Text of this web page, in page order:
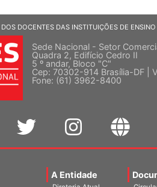
DOCENTES DAS INSTITUIÇÕES DE ENSINO
Sede Nacional - Setor
Quadra 2, Edifício Cedro II
5 º andar, Bloco "C"
Cep: 70302-914 Brasília-DF |
Fone: (61) 3962-8400
A Entidade